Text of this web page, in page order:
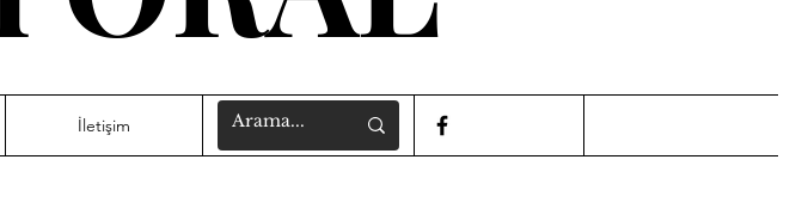
İletişim